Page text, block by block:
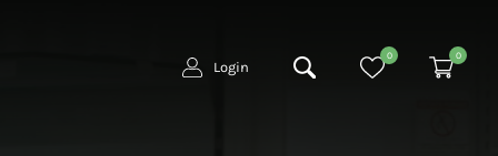
Login
0 0